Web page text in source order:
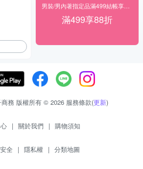
滿499享88折
商務 版權所有 © 2026 服務條款(更新)
| 關於我們 | 購物須知
全 | 隱私權 | 分類地圖